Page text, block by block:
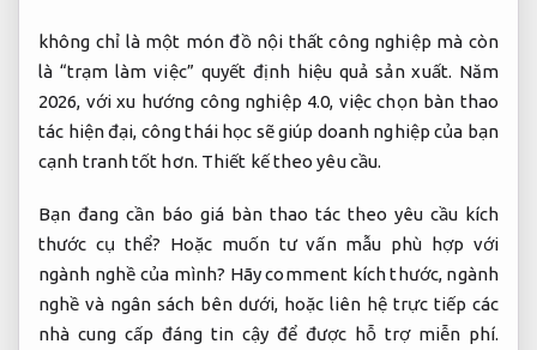
không chỉ là một món đồ nội thất công nghiệp mà còn
là “trạm làm việc” quyết định hiệu quả sản xuất. Năm
2026, với xu hướng công nghiệp 4.0, việc chọn bàn thao
tác hiện đại, công thái học sẽ giúp doanh nghiệp của bạn
cạnh tranh tốt hơn. Thiết kế theo yêu cầu.
Bạn đang cần báo giá bàn thao tác theo yêu cầu kích
thước cụ thể? Hoặc muốn tư vấn mẫu phù hợp với
ngành nghề của mình? Hãy comment kích thước, ngành
nghề và ngân sách bên dưới, hoặc liên hệ trực tiếp các
nhà cung cấp đáng tin cậy để được hỗ trợ miễn phí.